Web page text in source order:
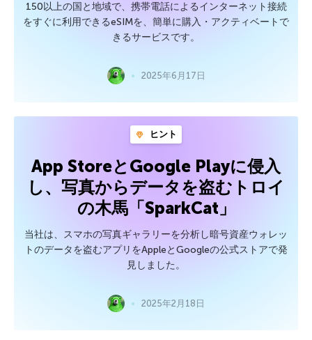
150以上の国と地域で、携帯電話によるインターネット接続
をすぐに利用できるeSIMを、簡単に購入・アクティベートで
きるサービスです。
2025年6月17日
ヒント
App StoreとGoogle Playに侵入
し、写真からデータを盗むトロイ
の木馬「SparkCat」
当社は、スマホの写真ギャラリーを分析し暗号資産ウォレッ
トのデータを盗むアプリをAppleとGoogleの公式ストアで発
見しました。
2025年2月18日